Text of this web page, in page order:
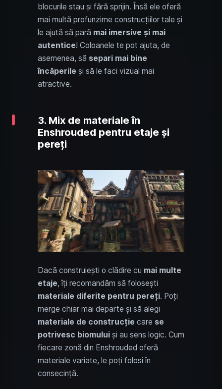
blocurile stau și fără sprijin. Însă ele oferă
mai multă profunzime construcțiilor tale și
le ajută să pară mai imersive și mai
autentice! Coloanele te pot ajuta, de
asemenea, să separi mai bine
încăperile și să le faci vizual mai
atractive.
3. Mix de materiale în
Enshrouded pentru etaje și
pereți
Dacă construiești o clădire cu mai multe
etaje, îți recomandăm să folosești
materiale diferite pentru pereți. Poți
merge chiar mai departe și să alegi
materiale de construcție care se
potrivesc biomului și au sens logic. Cum
fiecare zonă din Enshrouded oferă
materiale variate, le poți folosi în
consecință.